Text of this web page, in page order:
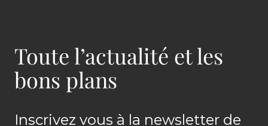
Toute l’actualité et les
bons plans
Inscrivez vous à la newsletter de